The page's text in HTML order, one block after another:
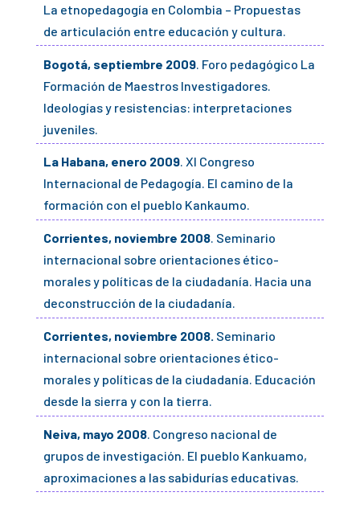
La etnopedagogía en Colombia – Propuestas
de articulación entre educación y cultura.
Bogotá, septiembre 2009. Foro pedagógico La
Formación de Maestros Investigadores.
Ideologías y resistencias: interpretaciones
juveniles.
La Habana, enero 2009. XI Congreso
Internacional de Pedagogía. El camino de la
formación con el pueblo Kankaumo.
Corrientes, noviembre 2008. Seminario
internacional sobre orientaciones ético-
morales y políticas de la ciudadanía. Hacia una
deconstrucción de la ciudadanía.
Corrientes, noviembre 2008. Seminario
internacional sobre orientaciones ético-
morales y políticas de la ciudadanía. Educación
desde la sierra y con la tierra.
Neiva, mayo 2008. Congreso nacional de
grupos de investigación. El pueblo Kankuamo,
aproximaciones a las sabidurías educativas.